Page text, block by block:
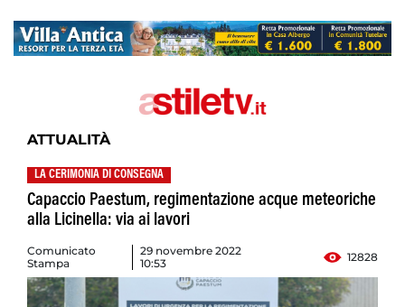
ATTUALITÀ
LA CERIMONIA DI CONSEGNA
Capaccio Paestum, regimentazione acque meteoriche
alla Licinella: via ai lavori
Comunicato
Stampa
29 novembre 2022
10:53
12828